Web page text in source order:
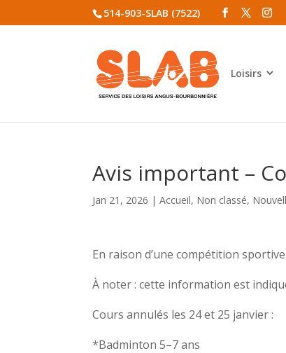
514-903-SLAB (7522)
Loisirs
Avis important –
Jan 21, 2026 | Accueil, Non classé,
En raison d’une compétition
À noter : cette information est
Cours annulés les 24 et 25 janvier :
*Badminton 5–7 ans